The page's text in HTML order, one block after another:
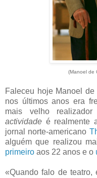
(Manoel de
Faleceu hoje Manoel
nos últimos anos era
mais velho
actividade é realmente
jornal norte-americano
alguém que realizou
primeiro aos 22 anos e o
«Quando falo de teatro,